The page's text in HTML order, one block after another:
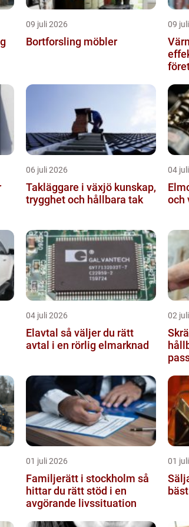
09 juli 2026
Bortforsling möbler
09
06 juli 2026
Takläggare i växjö kunskap,
trygghet och hållbara tak
04
och
04 juli 2026
Elavtal så väljer du rätt
avtal i en rörlig elmarknad
02
01 juli 2026
Familjerätt i stockholm så
hittar du rätt stöd i en
avgörande livssituation
01
Sälja